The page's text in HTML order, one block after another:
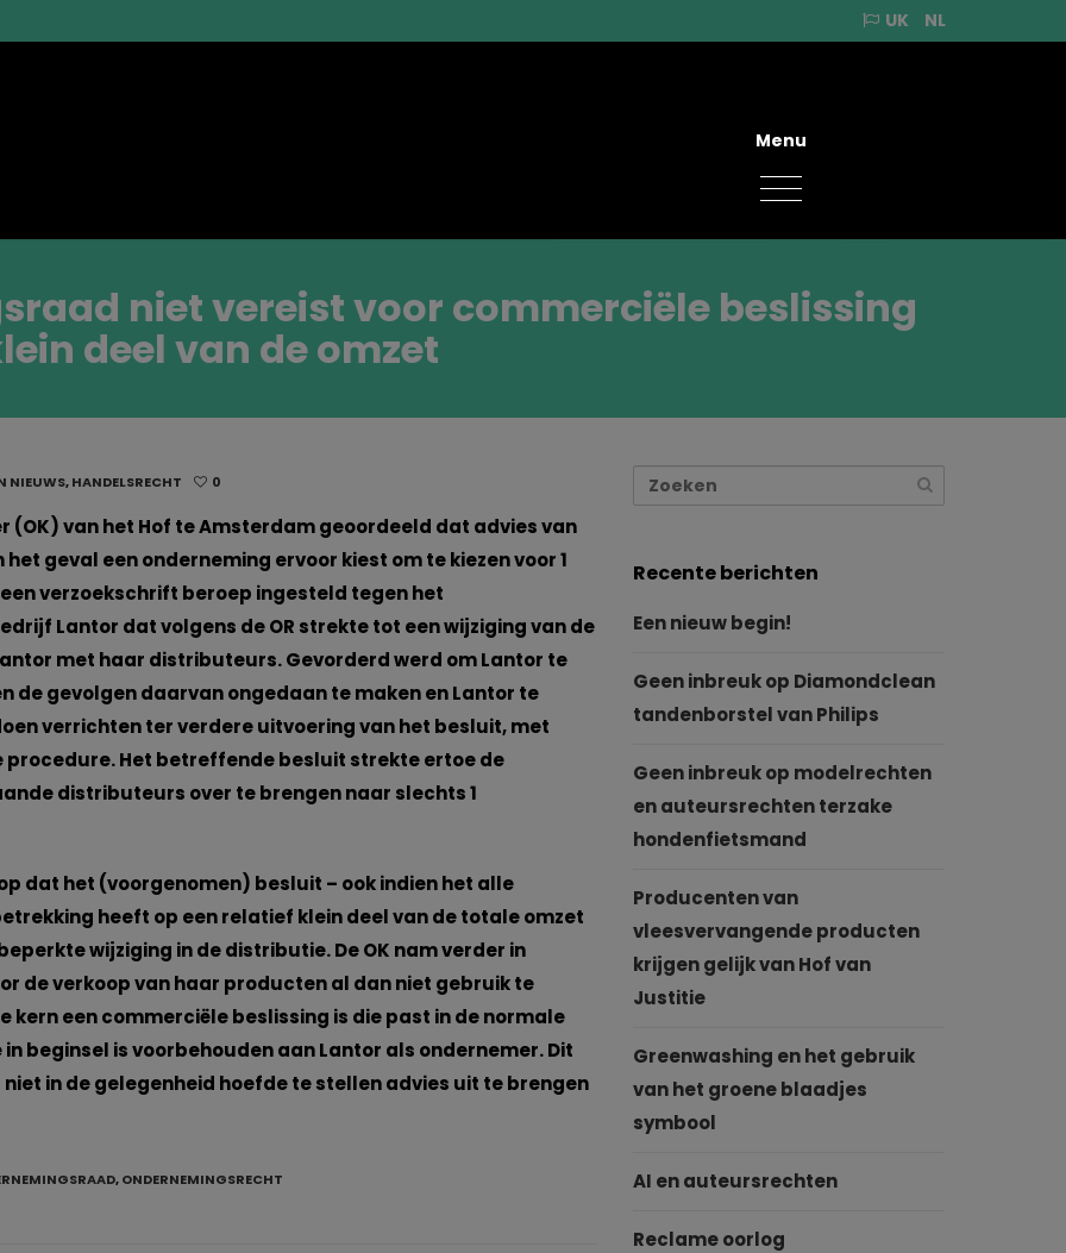
UK NL
niet vereist voor commerciële beslissing
deel van de omzet
NIEUWS,HANDELSRECHT 0
(OK) van het Hof te Amsterdam geoordeeld dat advies van
geval een onderneming ervoor kiest om te kiezen voor 1
verzoekschrift beroep ingesteld tegen het
Lantor dat volgens de OR strekte tot een wijziging van de
met haar distributeurs. Gevorderd werd om Lantor te
de gevolgen daarvan ongedaan te maken en Lantor te
verrichten ter verdere uitvoering van het besluit, met
procedure. Het betreffende besluit strekte ertoe de
distributeurs over te brengen naar slechts 1
dat het (voorgenomen) besluit – ook indien het alle
heeft op een relatief klein deel van de totale omzet
wijziging in de distributie. De OK nam verder in
de verkoop van haar producten al dan niet gebruik te
een commerciële beslissing is die past in de normale
beginsel is voorbehouden aan Lantor als ondernemer. Dit
in de gelegenheid hoefde te stellen advies uit te brengen
,ONDERNEMINGSRECHT
Recente berichten
Een nieuw begin!
Geen inbreuk op Diamondclean
tandenborstel van Philips
Geen inbreuk op modelrechten
en auteursrechten terzake
hondenfietsmand
Producenten van
vleesvervangende producten
krijgen gelijk van Hof van
Justitie
Greenwashing en het gebruik
van het groene blaadjes
symbool
AI en auteursrechten
Reclame oorlog
Menu